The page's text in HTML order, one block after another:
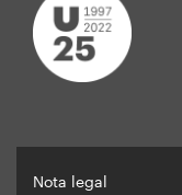
Nota legal